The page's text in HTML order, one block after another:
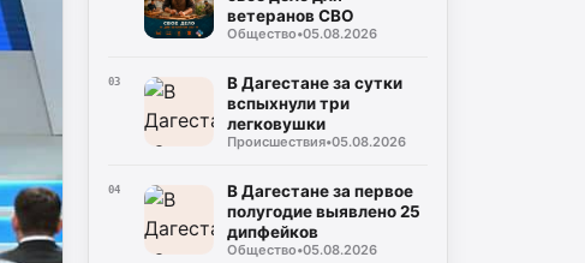
ветеранов СВО
Общество•05.08.2026
03
В Дагестане за сутки
вспыхнули три
легковушки
Происшествия•05.08.2026
04
В Дагестане за первое
полугодие выявлено 25
дипфейков
Общество•05.08.2026